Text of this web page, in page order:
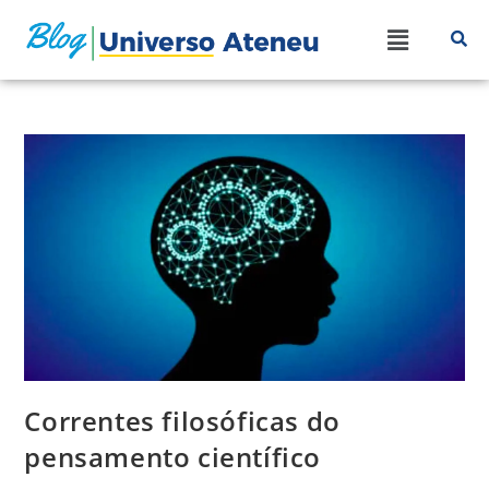
Correntes filosóficas do
pensamento científico